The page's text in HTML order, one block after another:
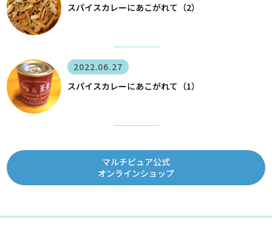
スパイスカレーにあこがれて（2）
2022.06.27
スパイスカレーにあこがれて（1）
マルチピュア公式
オンラインショップ